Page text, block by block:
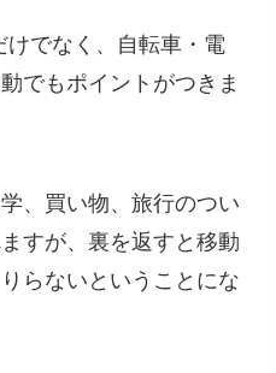
けでなく、自転車・電
でもポイントがつきま
、買い物、旅行のつい
すが、裏を返すと移動
らないということにな